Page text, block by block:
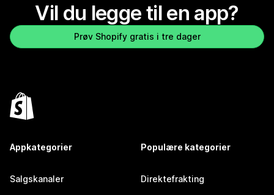
Vil du legge til en app?
Prøv Shopify gratis i tre dager
Appkategorier
Salgskanaler
Populære kategorier
Direktefrakting